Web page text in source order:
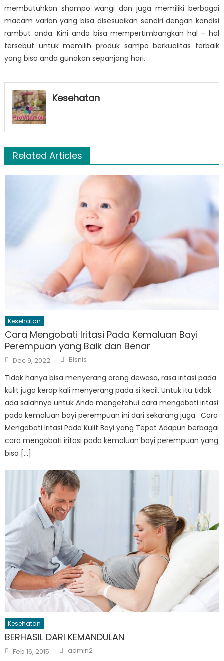
membutuhkan shampo wangi dan juga memiliki berbagai
macam varian yang bisa disesuaikan sendiri dengan kondisi
rambut anda. Kini anda bisa mempertimbangkan hal – hal
tersebut untuk memilih produk sampo berkualitas terbaik
yang bisa anda gunakan sepanjang hari.
Kesehatan
Related Articles
Kesehatan
Cara Mengobati Iritasi Pada Kemaluan Bayi
Perempuan yang Baik dan Benar
Posted
on
Dec 9, 2022 Author
Bisnis
Tidak hanya bisa menyerang orang dewasa, rasa iritasi pada
kulit juga kerap kali menyerang pada si kecil. Untuk itu tidak
ada salahnya untuk Anda mengetahui cara mengobati iritasi
pada kemaluan bayi perempuan ini dari sekarang juga. Cara
Mengobati Iritasi Pada Kulit Bayi yang Tepat Adapun berbagai
cara mengobati iritasi pada kemaluan bayi perempuan yang
bisa […]
Kesehatan
BERHASIL DARI KEMANDULAN
Posted
on
Feb 16, 2015 Author
admin2